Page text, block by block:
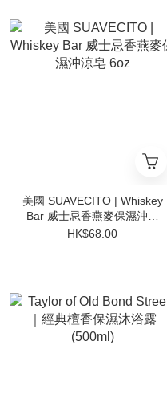
美國 SUAVECITO | Whiskey
Bar 威士忌香燕麥保濕沖涼
皂 6oz
HK$68.00